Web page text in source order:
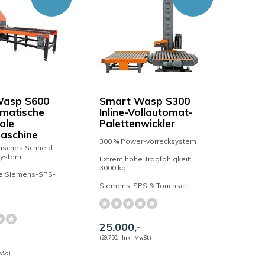
S600
Schneid-
Siemens-SPS-
Smart Wasp S300
Inline-Vollautomat-
Palettenwickler
300 % Power-Vorrecksystem
Extrem hohe Tragfähigkeit:
3000 kg
Siemens-SPS & Touchscr...
25.000,-
(29.750,- Inkl. MwSt.)